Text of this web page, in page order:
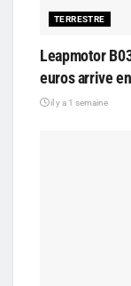
TERRESTRE
Leapmotor
euros arrive
il y a 1 semaine